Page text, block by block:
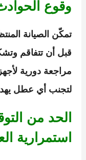
وقوع
تمكّن الصيانة
قبل أن تتفاقم
مراجعة دورية
لتجنب أي عطل
الحد من
استمرارية